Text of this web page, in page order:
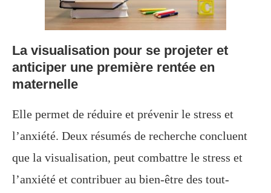
La visualisation pour se projeter et
anticiper une première rentée en
maternelle
Elle permet de réduire et prévenir le stress et
l’anxiété. Deux résumés de recherche concluent
que la visualisation, peut combattre le stress et
l’anxiété et contribuer au bien-être des tout-